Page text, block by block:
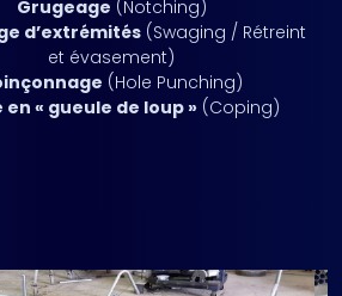
Grugeage (Notching)
d’extrémités (Swaging / Rétreint
et évasement)
(Hole Punching)
en « gueule de loup » (Coping)